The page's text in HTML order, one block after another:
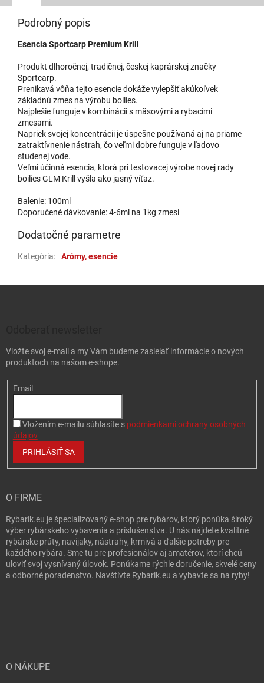
Podrobný popis
Esencia Sportcarp Premium Krill
Produkt dlhoročnej, tradičnej, českej kaprárskej značky
Sportcarp.
Prenikavá vôňa tejto esencie dokáže vylepšiť akúkoľvek
základnú zmes na výrobu boilies.
Najplešie funguje v kombinácii s mäsovými a rybacími
zmesami.
Napriek svojej koncentrácii je úspešne používaná aj na priame
zatraktívnenie nástrah, čo veľmi dobre funguje v ľadovo
studenej vode.
Veľmi účinná esencia, ktorá pri testovacej výrobe novej rady
boilies GLM Krill vyšla ako jasný víťaz.
Balenie: 100ml
Doporučené dávkovanie: 4-6ml na 1kg zmesi
Dodatočné parametre
Kategória: Arómy, esencie
Vložte svoj e-mail a my Vám budeme zasielať informácie o nových
produktoch na našom e-shope.
Email
Vložením e-mailu súhlasíte s podmienkami ochrany osobných
údajov
PRIHLÁSIŤ SA
O FIRME
Rybarik.eu je špecializovaný e-shop pre rybárov, ktorý ponúka široký
výber rybárskeho vybavenia a príslušenstva. U nás nájdete kvalitné
rybárske prúty, navijaky, nástrahy, krmivá a ďalšie potreby pre
každého rybára. Sme tu pre profesionálov aj amatérov, ktorí chcú
uloviť svoj vysnívaný úlovok. Ponúkame rýchle doručenie, skvelé ceny
a odborné poradenstvo. Navštívte Rybarik.eu a vybavte sa na ryby!
O NÁKUPE